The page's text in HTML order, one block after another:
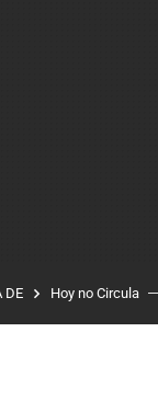
DE Hoy no Circula